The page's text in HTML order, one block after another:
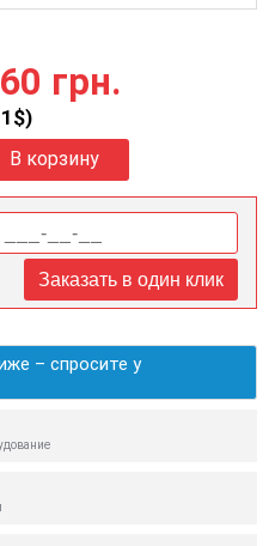
грн.
$)
В корзину
Заказать в один клик
– спросите у